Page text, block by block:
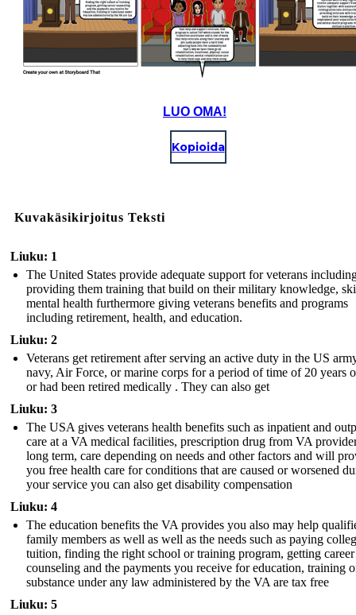
LUO OMA!
Kopioida
Kuvakäsikirjoitus Teksti
Liuku: 1
The United States provide adequate support for veterans
providing them training that build on their military knowledge,
mental health furthermore giving veterans benefits and programs
including retirement, health, and education.
Liuku: 2
Veterans get retirement after serving an active duty in the US
navy, Air Force, or marine corps for a period of time of 20 years
or had been retired medically . They can also get
Liuku: 3
The USA gives veterans health benefits such as inpatient and
care at a VA medical facilities, prescription drug from VA
long term, care depending on needs and other factors and will
you free health care for conditions that are caused or worsened
your service you can also get disability compensation
Liuku: 4
The education benefits the VA provides you also may help
family members as well as well as the needs such as paying
tuition, finding the right school or training program, getting career
counseling and the payments you receive for education, training
substance under any law administered by the VA are tax free
Liuku: 5